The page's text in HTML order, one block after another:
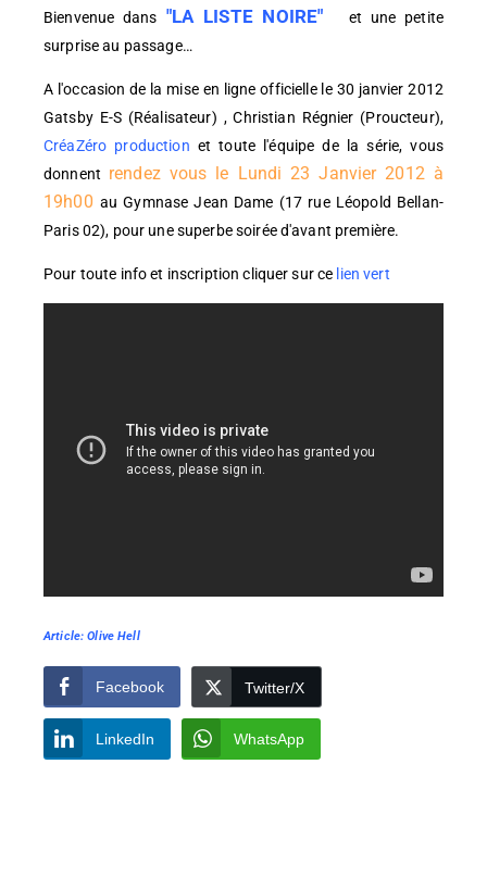
Bienvenue dans "LA LISTE NOIRE"
et une petite
surprise au passage…
A l'occasion de la mise en ligne officielle le 30 janvier 2012
Gatsby E-S (Réalisateur) , Christian Régnier (Proucteur),
CréaZéro production et toute l'équipe de la série, vous
donnent rendez vous le Lundi 23 Janvier 2012 à
19h00 au Gymnase Jean Dame (17 rue Léopold Bellan-
Paris 02), pour une superbe soirée d'avant première.
Pour toute info et inscription cliquer sur ce lien vert
Article: Olive Hell
Facebook Twitter/X
LinkedIn WhatsApp